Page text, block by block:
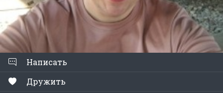
Написать
Дружить